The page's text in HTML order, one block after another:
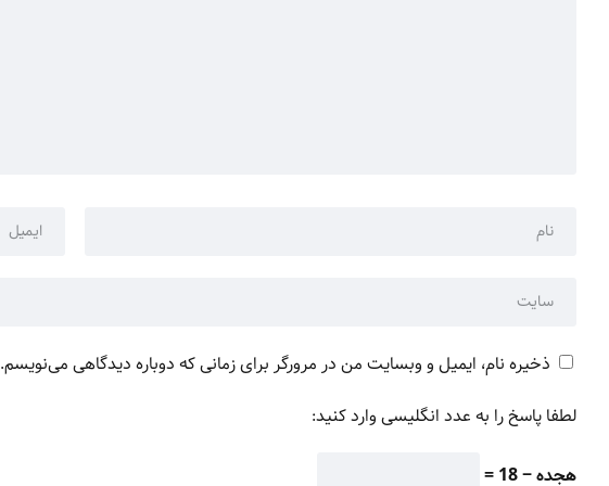
ذخیره نام، ایمیل و وبسایت من در مرورگر برای زمانی که دوباره دیدگاهی می‌نویسم.
لطفا پاسخ را به عدد انگلیسی وارد کنید:
هجده − 18 =